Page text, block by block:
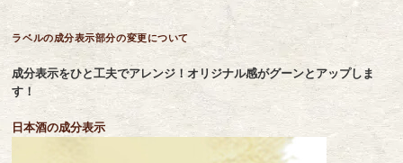
ラベルの成分表示部分の変更について
成分表示をひと工夫でアレンジ！オリジナル感がグーンとアップしま
す！
日本酒の成分表示